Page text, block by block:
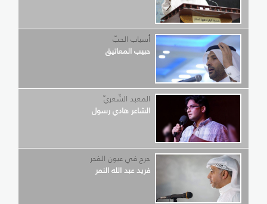
أسباب الحبّ
حبيب المعاتيق
المعبد الشّعريّ
الشاعر هادي رسول
جرح في عيون الفجر
فريد عبد الله النمر